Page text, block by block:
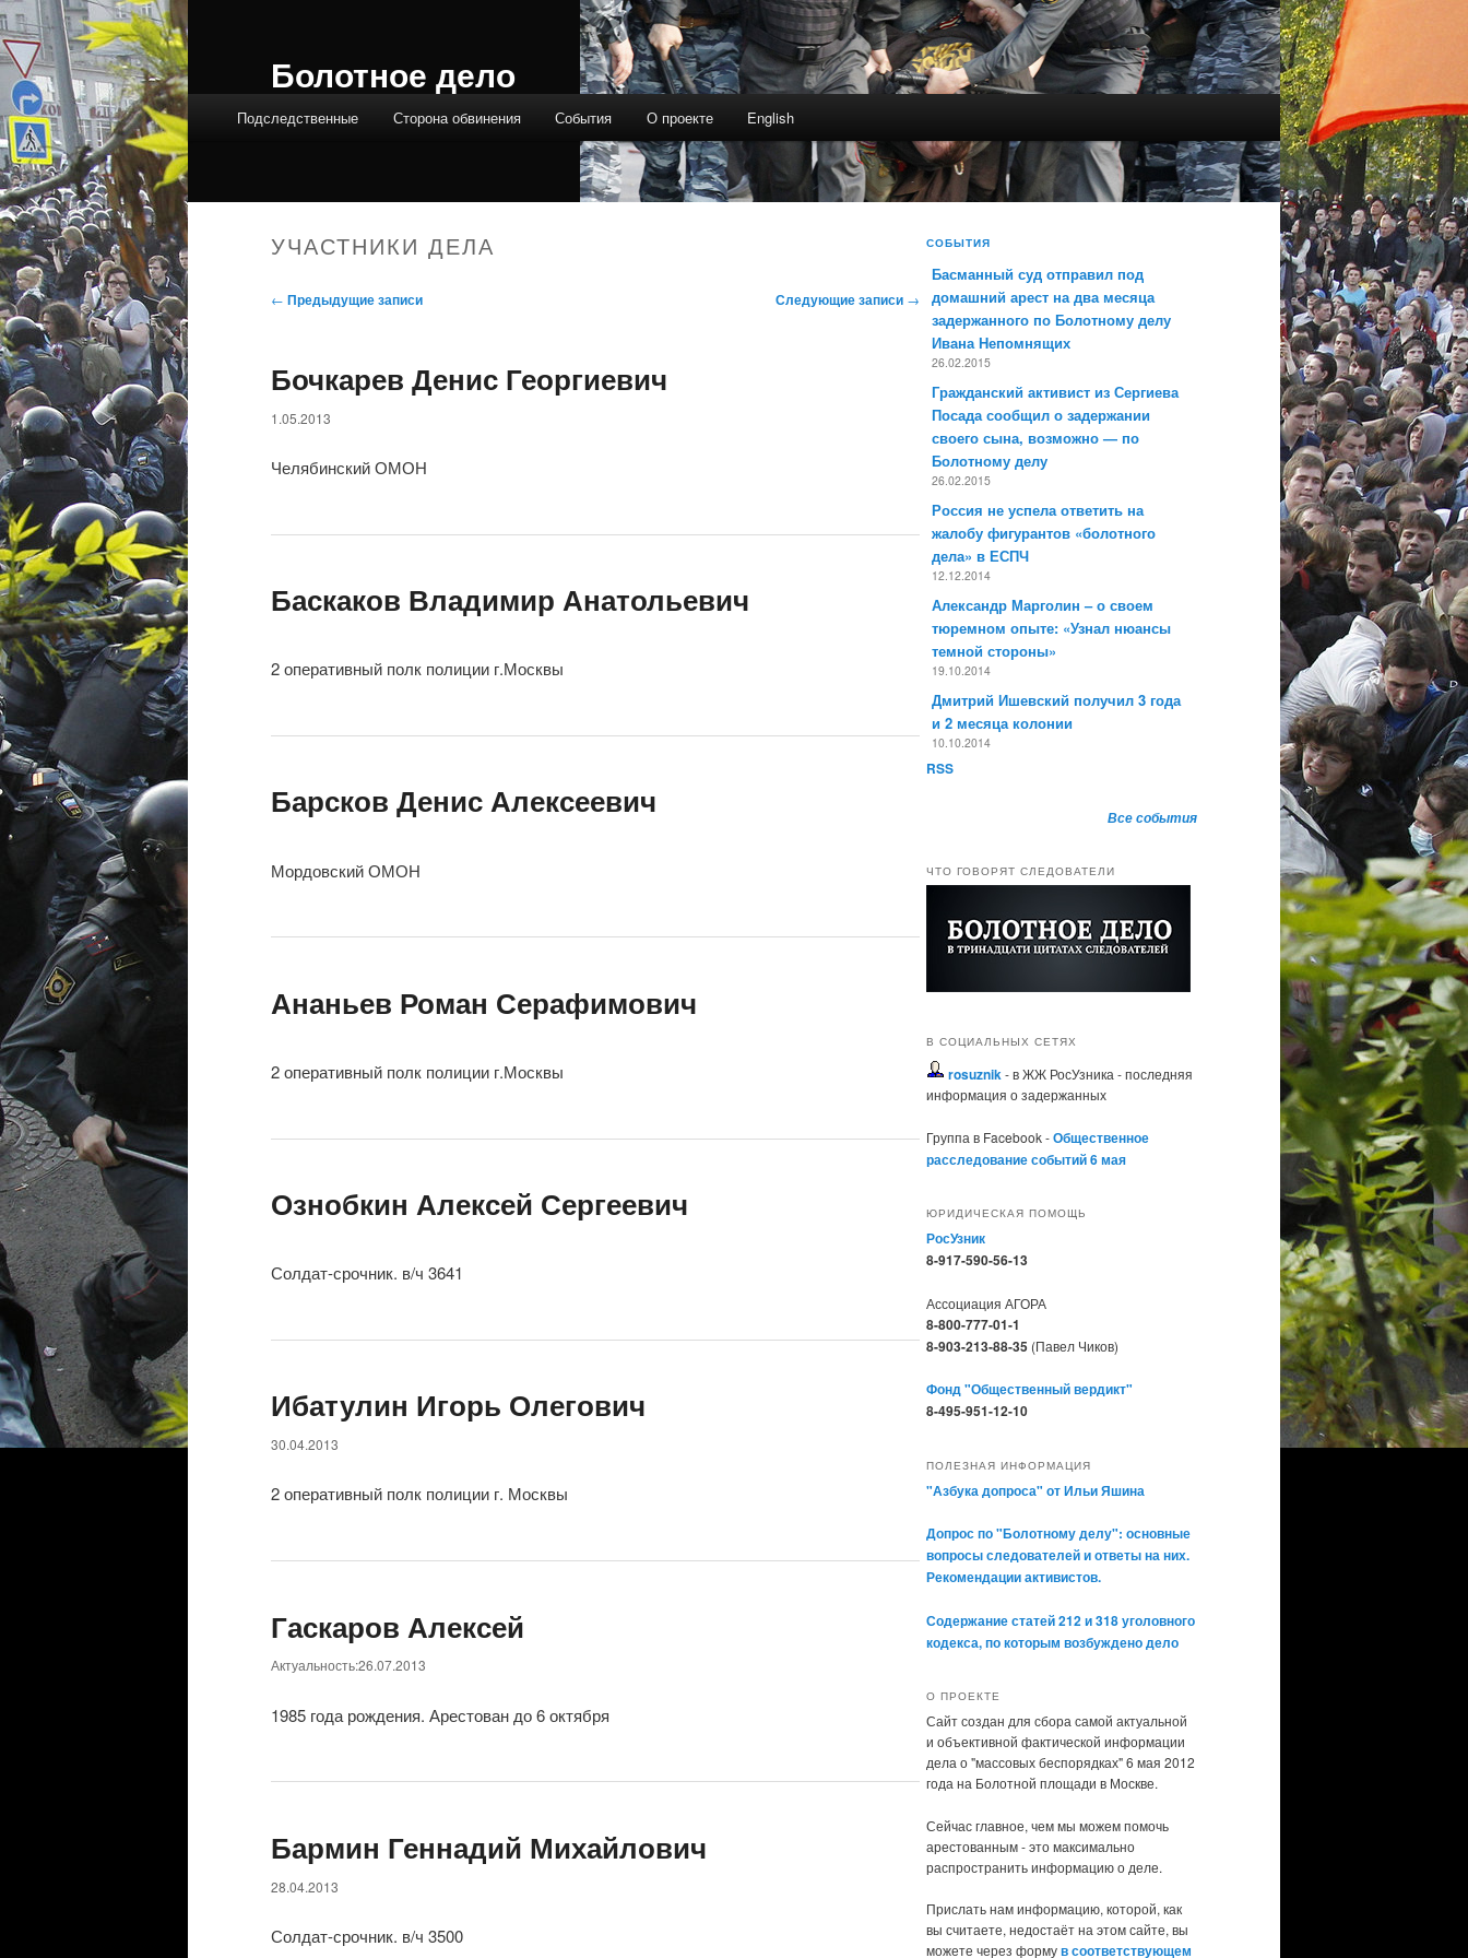
Болотное дело
Подследственные Сторона обвинения События О проекте English
УЧАСТНИКИ ДЕЛА
Навигация по записям
← Предыдущие записи Следующие записи →
Бочкарев Денис Георгиевич
1.05.2013
Челябинский ОМОН
Баскаков Владимир Анатольевич
2 оперативный полк полиции г.Москвы
Барсков Денис Алексеевич
Мордовский ОМОН
Ананьев Роман Серафимович
2 оперативный полк полиции г.Москвы
Ознобкин Алексей Сергеевич
Солдат-срочник. в/ч 3641
Ибатулин Игорь Олегович
30.04.2013
2 оперативный полк полиции г. Москвы
Гаскаров Алексей
Актуальность:26.07.2013
1985 года рождения. Арестован до 6 октября
Бармин Геннадий Михайлович
28.04.2013
Солдат-срочник. в/ч 3500
СОБЫТИЯ
Басманный суд отправил под
домашний арест на два месяца
задержанного по Болотному делу
Ивана Непомнящих
26.02.2015
Гражданский активист из Сергиева
Посада сообщил о задержании
своего сына, возможно — по
Болотному делу
26.02.2015
Россия не успела ответить на
жалобу фигурантов «болотного
дела» в ЕСПЧ
12.12.2014
Александр Марголин – о своем
тюремном опыте: «Узнал нюансы
темной стороны»
19.10.2014
Дмитрий Ишевский получил 3 года
и 2 месяца колонии
10.10.2014
RSS
Все события
ЧТО ГОВОРЯТ СЛЕДОВАТЕЛИ
В СОЦИАЛЬНЫХ СЕТЯХ
rosuznik - в ЖЖ РосУзника - последняя
информация о задержанных
Группа в Facebook -Общественное
расследование событий 6 мая
ЮРИДИЧЕСКАЯ ПОМОЩЬ
РосУзник
8-917-590-56-13
Ассоциация АГОРА
8-800-777-01-1
8-903-213-88-35 (Павел Чиков)
Фонд "Общественный вердикт"
8-495-951-12-10
ПОЛЕЗНАЯ ИНФОРМАЦИЯ
"Азбука допроса" от Ильи Яшина
Допрос по "Болотному делу": основные
вопросы следователей и ответы на них.
Рекомендации активистов.
Содержание статей 212 и 318 уголовного
кодекса, по которым возбуждено дело
О ПРОЕКТЕ
Сайт создан для сбора самой актуальной
и объективной фактической информации
дела о "массовых беспорядках" 6 мая 2012
года на Болотной площади в Москве.
Сейчас главное, чем мы можем помочь
арестованным - это максимально
распространить информацию о деле.
Прислать нам информацию, которой, как
вы считаете, недостаёт на этом сайте, вы
можете через формув соответствующем